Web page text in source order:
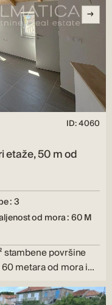
ID: 4060
etaže, 50 m od
: 3
od mora : 60 M
stambene površine
metara od mora i…